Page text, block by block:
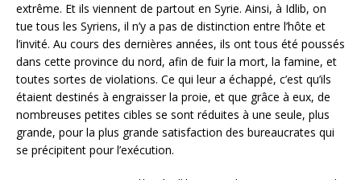
extrême. Et ils viennent de partout en Syrie. Ainsi, à Idlib, on
tue tous les Syriens, il n’y a pas de distinction entre l’hôte et
l’invité. Au cours des dernières années, ils ont tous été poussés
dans cette province du nord, afin de fuir la mort, la famine, et
toutes sortes de violations. Ce qui leur a échappé, c’est qu’ils
étaient destinés à engraisser la proie, et que grâce à eux, de
nombreuses petites cibles se sont réduites à une seule, plus
grande, pour la plus grande satisfaction des bureaucrates qui
se précipitent pour l’exécution.